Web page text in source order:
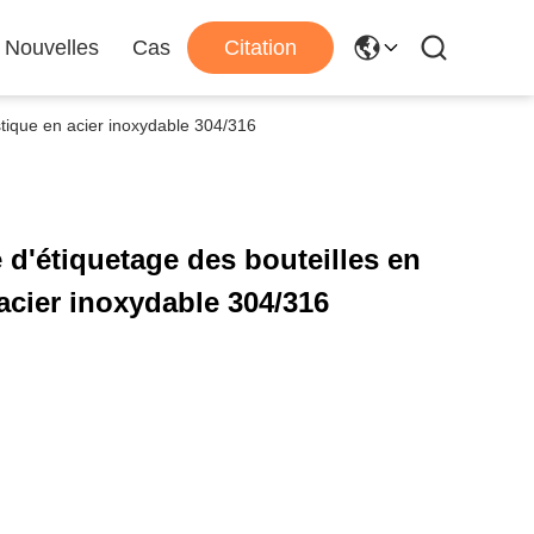
Nouvelles Cas Citation
en acier inoxydable 304/316
d'étiquetage des bouteilles en
inoxydable 304/316